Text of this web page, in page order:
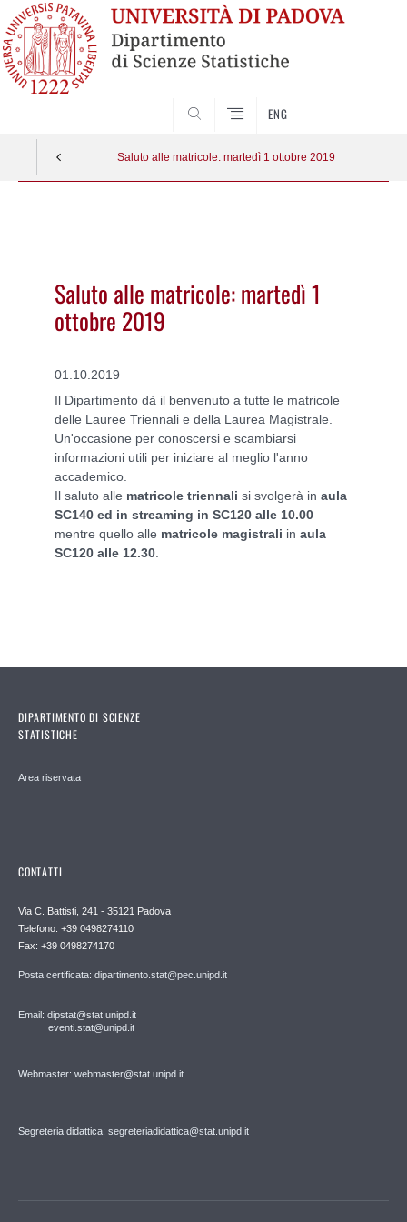
ENG
Saluto alle matricole: martedì 1 ottobre 2019
Saluto alle matricole: martedì 1
ottobre 2019
01.10.2019
Il Dipartimento dà il benvenuto a tutte le matricole
delle Lauree Triennali e della Laurea Magistrale.
Un'occasione per conoscersi e scambiarsi
informazioni utili per iniziare al meglio l'anno
accademico.
Il saluto alle matricole triennali si svolgerà in aula
SC140 ed in streaming in SC120 alle 10.00
mentre quello alle matricole magistrali in aula
SC120 alle 12.30
DIPARTIMENTO DI SCIENZE
STATISTICHE
Area riservata
CONTATTI
Via C. Battisti, 241 - 35121 Padova
Telefono: +39 0498274110
Fax: +39 0498274170
Posta certificata: dipartimento.stat@pec.unipd.it
Email: dipstat@stat.unipd.it
eventi.stat@unipd.it
Webmaster: webmaster@stat.unipd.it
Segreteria didattica: segreteriadidattica@stat.unipd.it